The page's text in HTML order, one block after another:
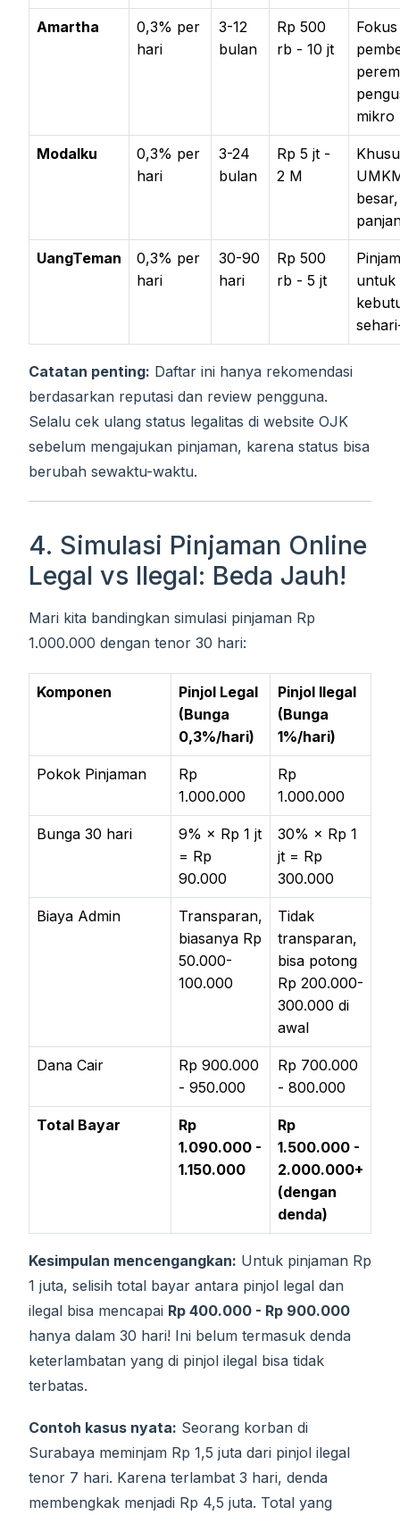
Amartha
0,3% per
hari
3-12
bulan
Rp 500
rb - 10 jt
mikro
Modalku
0,3% per
hari
3-24
bulan
Rp 5 jt -
2 M
UangTeman
0,3% per
hari
30-90
hari
Rp 500
rb - 5 jt
untuk
Catatan penting: Daftar ini hanya rekomendasi
berdasarkan reputasi dan review pengguna.
Selalu cek ulang status legalitas di website OJK
sebelum mengajukan pinjaman, karena status bisa
berubah sewaktu-waktu.
4. Simulasi Pinjaman Online
Legal vs Ilegal: Beda Jauh!
Mari kita bandingkan simulasi pinjaman Rp
1.000.000 dengan tenor 30 hari:
Komponen
Pinjol Legal
(Bunga
0,3%/hari)
Pinjol Ilegal
(Bunga
1%/hari)
Pokok Pinjaman
Rp
1.000.000
Rp
1.000.000
Bunga 30 hari
9% × Rp 1 jt
= Rp
90.000
30% × Rp 1
jt = Rp
300.000
Biaya Admin
Transparan,
biasanya Rp
50.000-
100.000
Tidak
transparan,
bisa potong
Rp 200.000-
300.000 di
awal
Dana Cair
Rp 900.000
- 950.000
Rp 700.000
- 800.000
Total Bayar
Rp
1.090.000 -
1.150.000
Rp
1.500.000 -
2.000.000+
(dengan
denda)
Kesimpulan mencengangkan: Untuk pinjaman Rp
1 juta, selisih total bayar antara pinjol legal dan
ilegal bisa mencapai Rp 400.000 - Rp 900.000
hanya dalam 30 hari! Ini belum termasuk denda
keterlambatan yang di pinjol ilegal bisa tidak
terbatas.
Contoh kasus nyata: Seorang korban di
Surabaya meminjam Rp 1,5 juta dari pinjol ilegal
tenor 7 hari. Karena terlambat 3 hari, denda
membengkak menjadi Rp 4,5 juta. Total yang